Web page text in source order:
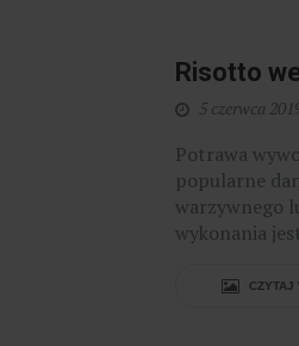
Risotto
5 czerwca
Potrawa
popularne
warzywnego
wykonania
CZYTAJ